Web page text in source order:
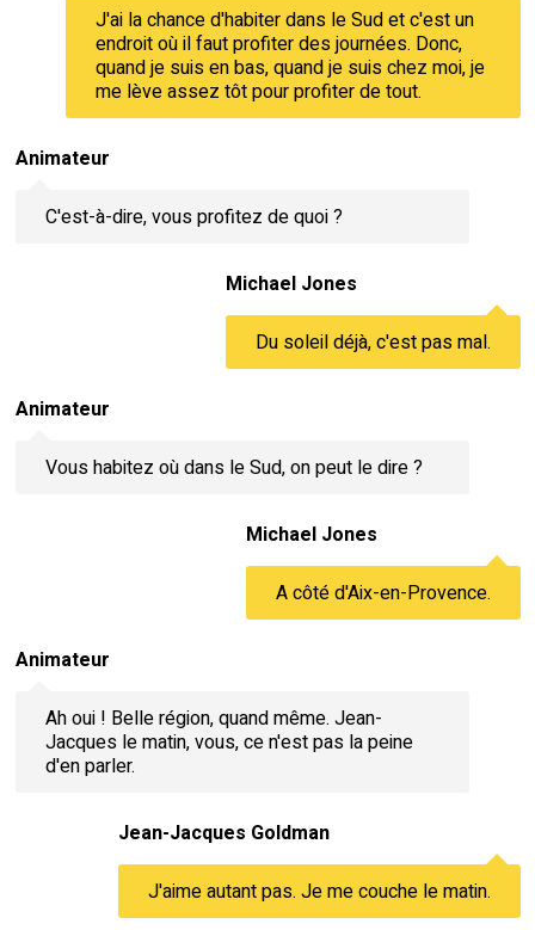
J'ai la chance d'habiter dans le Sud et c'est un
endroit où il faut profiter des journées. Donc,
quand je suis en bas, quand je suis chez moi, je
me lève assez tôt pour profiter de tout.
Animateur
C'est-à-dire, vous profitez de quoi ?
Michael Jones
Du soleil déjà, c'est pas mal.
Animateur
Vous habitez où dans le Sud, on peut le dire ?
Michael Jones
A côté d'Aix-en-Provence.
Animateur
Ah oui ! Belle région, quand même. Jean-
Jacques le matin, vous, ce n'est pas la peine
d'en parler.
Jean-Jacques Goldman
J'aime autant pas. Je me couche le matin.